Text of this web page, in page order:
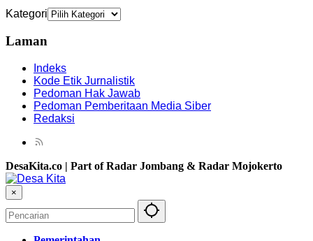
Kategori
Laman
Indeks
Kode Etik Jurnalistik
Pedoman Hak Jawab
Pedoman Pemberitaan Media Siber
Redaksi
DesaKita.co | Part of Radar Jombang & Radar Mojokerto
×